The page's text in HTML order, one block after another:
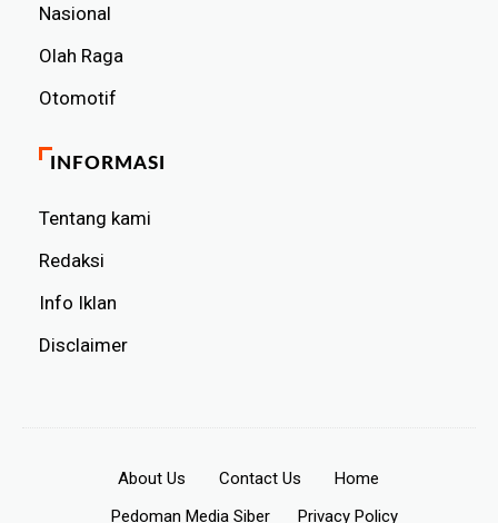
Nasional
Olah Raga
Otomotif
INFORMASI
Tentang kami
Redaksi
Info Iklan
Disclaimer
About Us Contact Us
Home
Pedoman Media Siber
Privacy Policy